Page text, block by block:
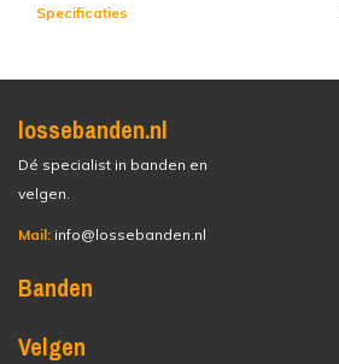
Specificaties
lossebanden.nl
Dé specialist in banden en
velgen.
Mail: info@lossebanden.nl
Banden
Velgen